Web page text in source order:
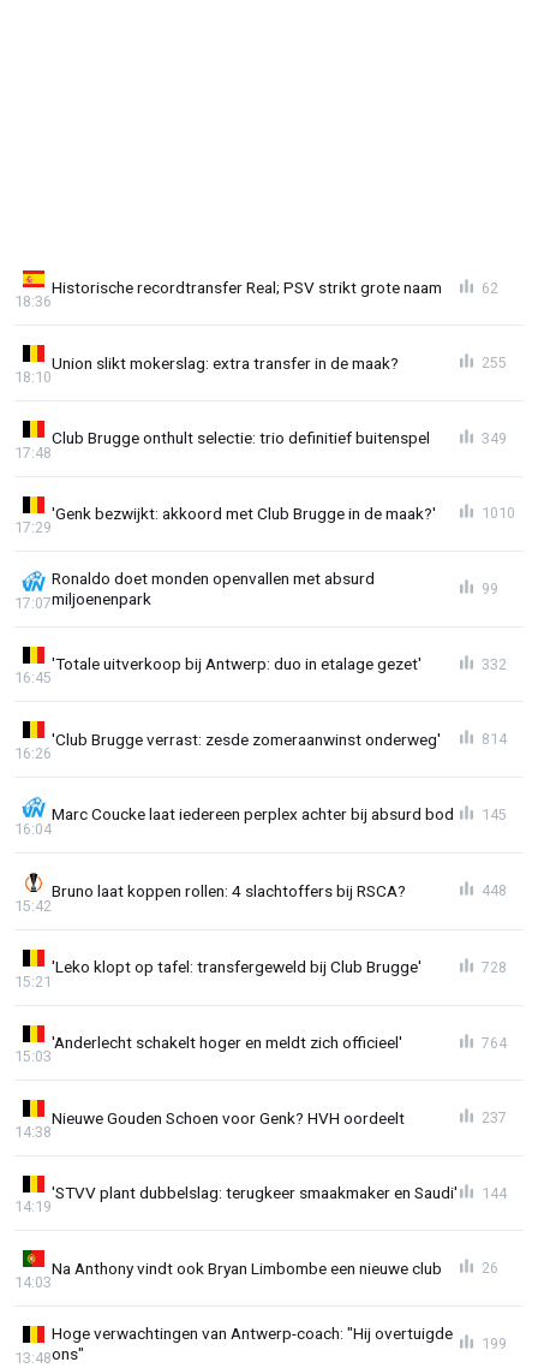
Historische recordtransfer Real; PSV strikt grote naam
18:36
62
Union slikt mokerslag: extra transfer in de maak?
18:10
255
Club Brugge onthult selectie: trio definitief buitenspel
17:48
349
'Genk bezwijkt: akkoord met Club Brugge in de maak?'
17:29
1010
Ronaldo doet monden openvallen met absurd
miljoenenpark
17:07
99
'Totale uitverkoop bij Antwerp: duo in etalage gezet'
16:45
332
'Club Brugge verrast: zesde zomeraanwinst onderweg'
16:26
814
Marc Coucke laat iedereen perplex achter bij absurd bod
16:04
145
Bruno laat koppen rollen: 4 slachtoffers bij RSCA?
15:42
448
'Leko klopt op tafel: transfergeweld bij Club Brugge'
15:21
728
'Anderlecht schakelt hoger en meldt zich officieel'
15:03
764
Nieuwe Gouden Schoen voor Genk? HVH oordeelt
14:38
237
'STVV plant dubbelslag: terugkeer smaakmaker en Saudi'
14:19
144
Na Anthony vindt ook Bryan Limbombe een nieuwe club
14:03
26
Hoge verwachtingen van Antwerp-coach: "Hij overtuigde
ons"
13:48
199